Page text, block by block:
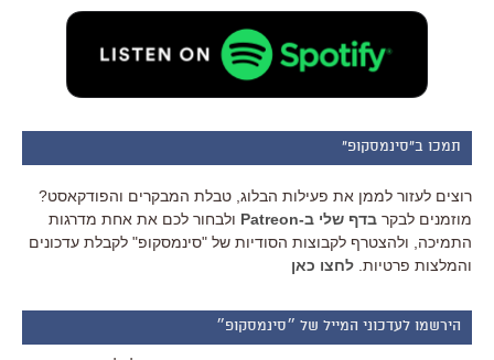
תמכו ב"סינמסקופ"
רוצים לעזור לממן את פעילות הבלוג, טבלת המבקרים והפודקאסט?
מוזמנים לבקר בדף שלי ב-Patreon
ולבחור לכם את אחת מדרגות
התמיכה, ולהצטרף לקבוצות הסודיות של "סינמסקופ" לקבלת עדכונים
והמלצות פרטיות. לחצו כאן
הירשמו לעדכוני המייל של ״סינמסקופ״